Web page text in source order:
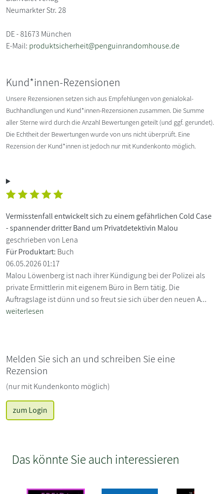
Neumarkter Str. 28
DE - 81673 München
E-Mail: produktsicherheit@penguinrandomhouse.de
Kund*innen-Rezensionen
Unsere Rezensionen setzen sich aus Empfehlungen von genialokal-
Buchhandlungen und Kund*innen-Rezensionen zusammen. Die Summe
aller Sterne wird durch die Anzahl Bewertungen geteilt (und ggf. gerundet).
Die Echtheit der Bewertungen wurde von uns nicht überprüft. Eine
Rezension der Kund*innen ist jedoch nur mit Kundenkonto möglich.
Vermisstenfall entwickelt sich zu einem gefährlichen Cold Case
- spannender dritter Band um Privatdetektivin Malou
geschrieben von Lena
Für Produktart: Buch
06.05.2026 01:17
Malou Löwenberg ist nach ihrer Kündigung bei der Polizei als
private Ermittlerin mit eigenem Büro in Bern tätig. Die
Auftragslage ist dünn und so freut sie sich über den neuen A...
weiterlesen
Melden Sie sich an und schreiben Sie eine
Rezension
(nur mit Kundenkonto möglich)
zum Login
Das könnte Sie auch interessieren